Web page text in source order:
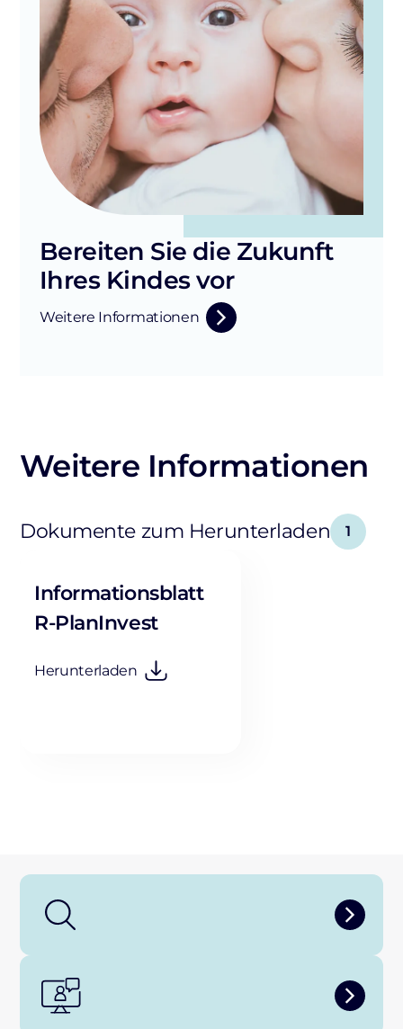
Bereiten Sie die Zukunft
Ihres Kindes vor
Weitere Informationen
Weitere Informationen
Dokumente zum Herunterladen 1
Informationsblatt
R-PlanInvest
Herunterladen